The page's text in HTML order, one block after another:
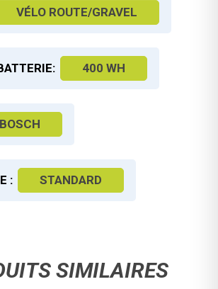
VÉLO ROUTE/GRAVEL
400 WH
BOSCH
: STANDARD
SIMILAIRES